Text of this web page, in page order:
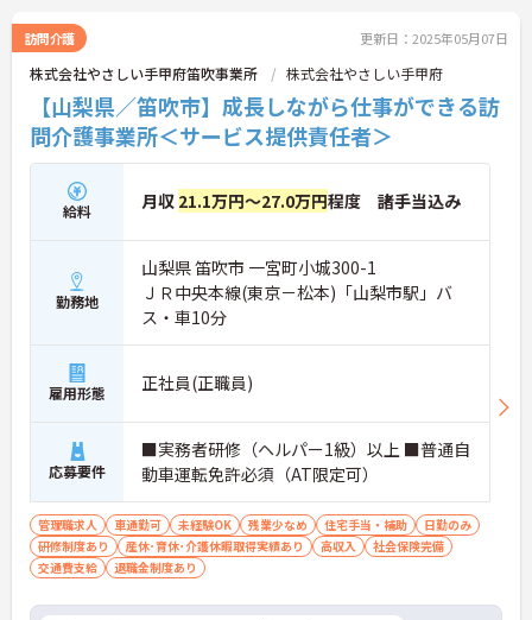
訪問介護 更新日：2025年05月07日
株式会社やさしい手甲府笛吹事業所 株式会社やさしい手甲府
【山梨県／笛吹市】成長しながら仕事ができる訪
問介護事業所＜サービス提供責任者＞
給料 月収 21.1万円～27.0万円程度 諸手当込み
勤務地
山梨県 笛吹市 一宮町小城300-1
ＪＲ中央本線(東京－松本)「山梨市駅」バ
ス・車10分
雇用形態 正社員(正職員)
応募要件
■実務者研修（ヘルパー1級）以上 ■普通自
動車運転免許必須（AT限定可）
管理職求人 車通勤可 未経験OK 残業少なめ 住宅手当・補助
日勤のみ
研修制度あり
産休･育休･介護休暇取得実績あり 高収入
社会保険完備
交通費支給
退職金制度あり